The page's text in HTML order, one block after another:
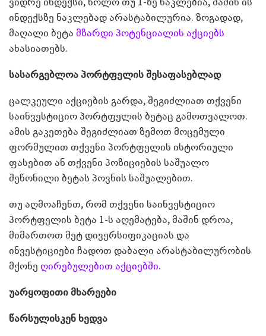
ინდექსზე ნაკლებად არასტაბილურია. ზოგადად,
მაღალი ბეტა მზარდი პოტენციალის აქციებს
ახასიათებს.
სასარგებლოა პორტფელის შესაფასებლად
ცალკეული აქციების გარდა, შეგიძლიათ თქვენი
საინვესტიციო პორტფელის ბეტაც გამოთვალოთ.
ამის გაკეთება შეგიძლიათ ზემოთ მოცემული
ფორმულით თქვენი პორტფელის ისტორიული
ფასებით ან თქვენი პოზიციების საშუალო
შეწონილი ბეტას პოვნის საშუალებით.
თუ აღმოაჩენთ, რომ თქვენი საინვესტიციო
პორტფელის ბეტა 1-ს აღემატება, მაშინ დროა,
მიმართოთ მეტ დივერსიფიკაციას და
ინვესტიციები ჩადოთ დაბალი არასტაბილურობის
მქონე ღირებულებით აქციებში.
უარყოფითი მხარეები
წარსულისკენ ხედვა